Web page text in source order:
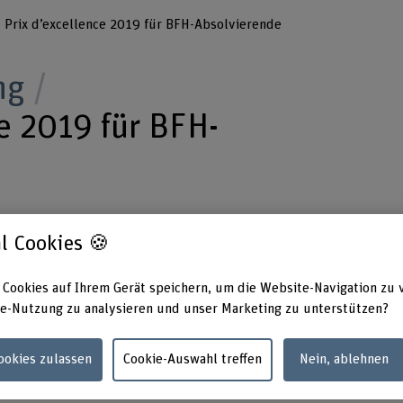
Prix d’excellence 2019 für BFH-Absolvierende
2019 für BFH-
Biel (SZB) verleiht zum sechsten Mal den
besten Abschlussarbeiten des Bachelors of
der Berner Fachhochschule BFH. Die
behandeln praxisbezogene Themen:
über ein Echtzeit-
Sensortechnologie für Sitzwachen.
Cookies 🍪
Cookies auf Ihrem Gerät speichern, um die Website-Navigation zu
Nutzung zu analysieren und unser Marketing zu unterstützen?
zulassen Cookie-Auswahl treffen Nein, ablehnen